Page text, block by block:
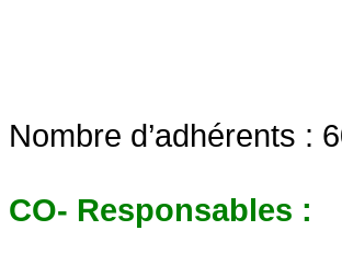
Nombre d’adhérents :
CO- Responsables :